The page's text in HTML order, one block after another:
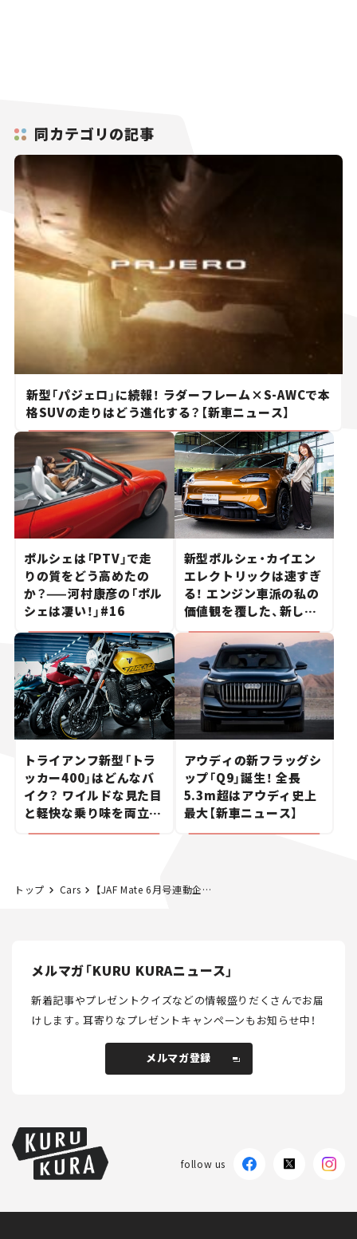
同カテゴリの記事
新型「パジェロ」に続報！ ラダーフレーム×S-AWCで本
格SUVの走りはどう進化する？【新車ニュース】
ポルシェは「PTV」で走
りの質をどう高めたの
か？——河村康彦の「ポル
シェは凄い！」#16
新型ポルシェ・カイエン
エレクトリックは速すぎ
る！ エンジン車派の私の
価値観を覆した、新しい
ポルシェの走り。
トライアンフ新型「トラ
ッカー400」はどんなバ
イク？ ワイルドな見た目
と軽快な乗り味を両立し
た400ccフラットトラッ
アウディの新フラッグシ
ップ「Q9」誕生！ 全長
5.3m超はアウディ史上
最大【新車ニュース】
トップ Cars 【JAF Mate 6月号連動企画】今月の特集「雨でも快適カーライフ」がテーマ！
メルマガ「KURU KURAニュース」
新着記事やプレゼントクイズなどの情報盛りだくさんでお届
けします。耳寄りなプレゼントキャンペーンもお知らせ中！
メルマガ登録
follow us